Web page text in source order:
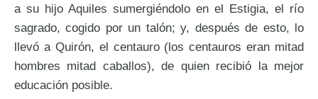
a su hijo Aquiles sumergiéndolo en el Estigia, el río
sagrado, cogido por un talón; y, después de esto, lo
llevó a Quirón, el centauro (los centauros eran mitad
hombres mitad caballos), de quien recibió la mejor
educación posible.